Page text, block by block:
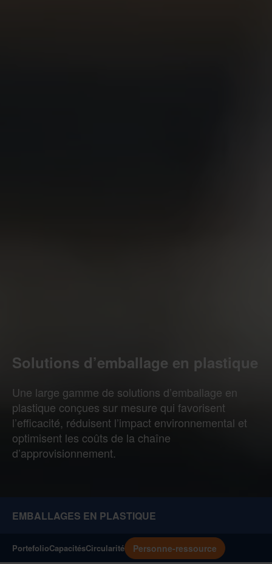
Solutions d’emballage en plastique
Une large gamme de solutions d’emballage en
plastique conçues sur mesure qui favorisent
l’efficacité, réduisent l’impact environnemental et
optimisent les coûts de la chaîne
d’approvisionnement.
EMBALLAGES EN PLASTIQUE
PortefolioCapacitésCircularité Personne-ressource